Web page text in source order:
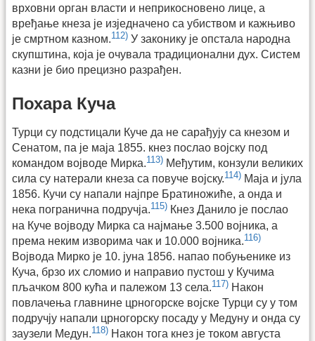
врховни орган власти и неприкосновено лице, а
вређање кнеза је изједначено са убиством и кажњиво
је смртном казном.112) У законику је опстала народна
скупштина, која је очувала традиционални дух. Систем
казни је био прецизно разрађен.
Похара Куча
Турци су подстицали Куче да не сарађују са кнезом и
Сенатом, па је маја 1855. кнез послао војску под
командом војводе Мирка.113) Међутим, конзули великих
сила су натерали кнеза са повуче војску.114) Маја и јула
1856. Кучи су напали најпре Братиножиће, а онда и
нека погранична подручја.115) Кнез Данило је послао
на Куче војводу Мирка са најмање 3.500 војника, а
према неким изворима чак и 10.000 војника.116)
Војвода Мирко је 10. јуна 1856. напао побуњенике из
Куча, брзо их сломио и направио пустош у Кучима
пљачком 800 кућа и палежом 13 села.117) Након
повлачења главнине црногорске војске Турци су у том
подручју напали црногорску посаду у Медуну и онда су
заузели Медун.118) Након тога кнез је током августа